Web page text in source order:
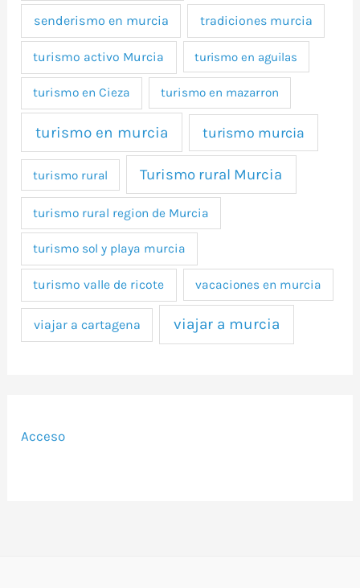
senderismo en murcia tradiciones murcia
turismo activo Murcia turismo en aguilas
turismo en Cieza turismo en mazarron
turismo en murcia turismo murcia
turismo rural Turismo rural Murcia
turismo rural region de Murcia
turismo sol y playa murcia
turismo valle de ricote vacaciones en murcia
viajar a cartagena viajar a murcia
Acceso